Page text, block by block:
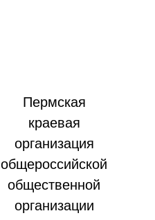
Пермская
краевая
организация
общероссийской
общественной
организации